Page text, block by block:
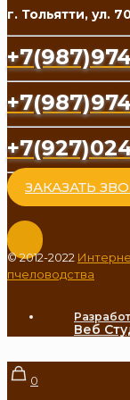
г. Тольятти, ул.
ЗАКАЗАТЬ
© 2012-2022
пчеловодства
Веб
0